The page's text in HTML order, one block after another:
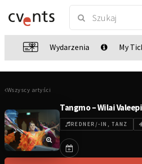
Wydarzenia My
Wszyscy artyści
Tangmo – Wilai
REDNER/-IN, TANZ